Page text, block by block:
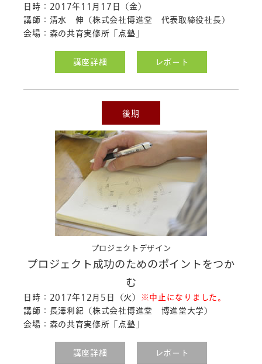
「デザイン研究」のレポート
ました。
「TG（会社ゲーム）」のレポート
開しました。
2017.08.04
「プリンティングコーディネイト」の日
を変更しました。
「あるばむづくりのエッセンス」の場
を変更しました。
2017.07.24
「企業ジャーナリズム」のレポートを
公開しました。
「社会人のたしなみ」のレポート
を公
開しました。
「1年目社員研修」のレポートを公開し
ました。
「キャリアデザイン」のレポート
開しました。
「提案型営業に学ぶプレゼンテーショ
を公開しました。
2017.07.14
「経営者意識を育てる全員経営」のレ
2017.07.12
日時：2017年11月17日（金）
講師：清水 伸（株式会社博進堂 代表取締役社長）
会場：森の共育実修所「点塾」
講座詳細 レポート
後期
プロジェクトデザイン
プロジェクト成功のためのポイントをつか
む
日時：2017年12月5日（火） ※中止になりました。
講師：長澤利紀（株式会社博進堂 博進堂大学）
会場：森の共育実修所「点塾」
講座詳細 レポート